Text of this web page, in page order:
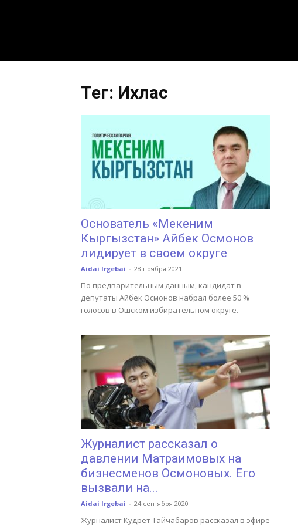
Тег: Ихлас
Основатель «Мекеним
Кыргызстан» Айбек Осмонов
лидирует в своем округе
Aidai Irgebai - 28 ноября 2021
По предварительным данным, кандидат в
депутаты Айбек Осмонов набрал более 50 %
голосов в Ошском избирательном округе.
Журналист рассказал о
давлении Матраимовых на
бизнесменов Осмоновых. Его
вызвали на...
Aidai Irgebai - 24 сентября 2020
Журналист Кудрет Тайчабаров рассказал в эфире